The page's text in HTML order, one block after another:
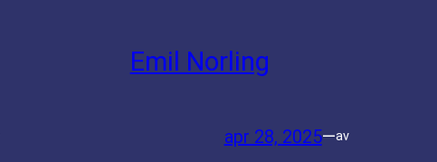
Emil Norling
apr 28, 2025—av